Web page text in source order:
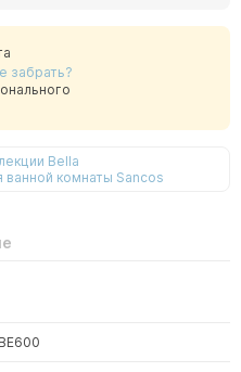
забрать?
Bella
ванной комнаты Sancos
BE600